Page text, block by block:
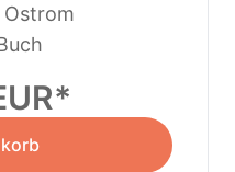
Ostrom